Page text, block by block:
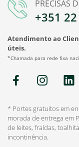
PRECISAS
+351
Atendimento ao
úteis.
*Chamada para rede fixa
* Portes gratuitos em
morada de entrega em
de leites, fraldas,
incontinência.